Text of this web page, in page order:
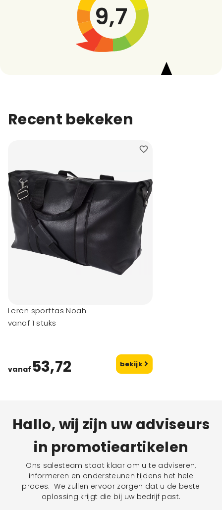
9,7
Recent bekeken
Leren sporttas Noah
vanaf 1 stuks
vanaf 53,72 bekijk
Hallo, wij zijn uw adviseurs
in promotieartikelen
Ons salesteam staat klaar om u te adviseren,
informeren en ondersteunen tijdens het hele
proces. We zullen ervoor zorgen dat u de beste
oplossing krijgt die bij uw bedrijf past.